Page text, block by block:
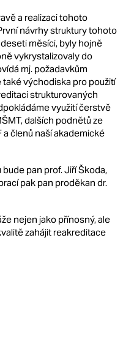
a realizaci tohoto
návrhy struktury tohoto
měsíci, byly hojně
vykrystalizovaly do
mj. požadavkům
východiska pro použití
strukturovaných
využití čerstvě
dalších podnětů ze
a členů naší akademické
pan prof. Jiří Škoda,
pak pan proděkan dr.
nejen jako přínosný, ale
zahájit reakreditace